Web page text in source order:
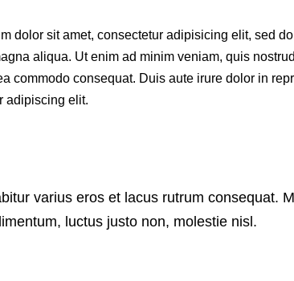
dolor sit amet, consectetur adipisicing elit, sed
aliqua. Ut enim ad minim veniam, quis
commodo consequat. Duis aute irure dolor in
adipiscing elit.
varius eros et lacus rutrum consequat.
luctus justo non, molestie nisl.